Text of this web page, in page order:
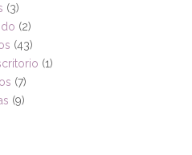
(3)
(2)
(43)
(1)
(7)
(9)